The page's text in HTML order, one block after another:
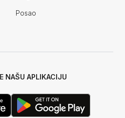
Posao
NAŠU APLIKACIJU